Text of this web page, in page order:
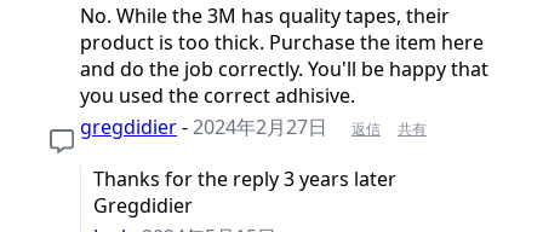
No. While the 3M has quality tapes, their
product is too thick. Purchase the item here
and do the job correctly. You'll be happy that
you used the correct adhisive.
gregdidier-2024年2月27日 返信 共有
Thanks for the reply 3 years later
Gregdidier